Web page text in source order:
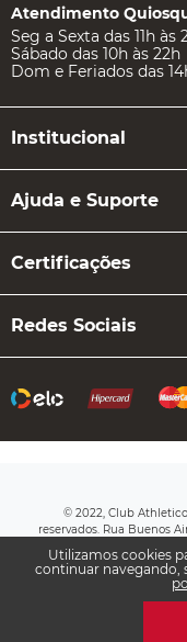
Utilizamos cookies
continuar navegando,
Atendimento
Seg a Sexta das 11h às
Sábado das 10h às 22h
Dom e Feriados das
Institucional
Ajuda e Suporte
Certificações
Redes Sociais
© 2022, Club
reservados. Rua Buenos